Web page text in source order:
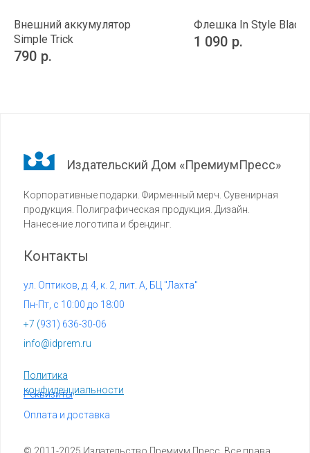
Внешний аккумулятор
Simple Trick
790 р.
Флешка In Style Black
1 090 р.
Издательский Дом «ПремиумПресс»
Корпоративные подарки. Фирменный мерч. Сувенирная
продукция. Полиграфическая продукция. Дизайн.
Нанесение логотипа и брендинг.
info@idprem.ru
Контакты
Политика
конфиденциальности
+7 (931) 636-30-06
Реквизиты
ул. Оптиков, д. 4, к. 2, лит. А, БЦ "Лахта"
Оплата и доставка
Пн-Пт, с 10:00 до 18:00